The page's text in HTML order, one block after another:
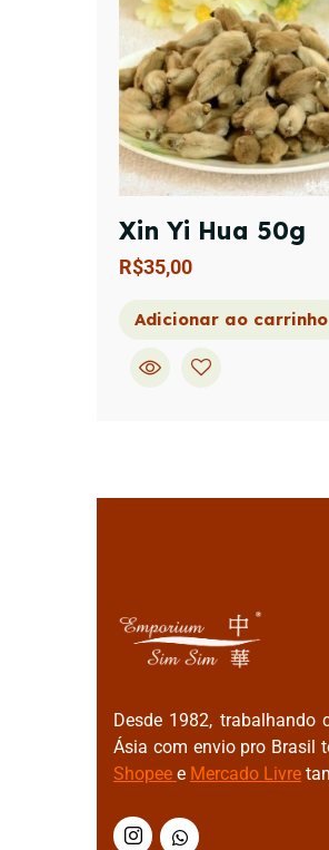
Xin Yi Hua 50g
R$35,00
Adicionar ao carrinho
Desde 1982, trabalhando
Ásia com envio pro Brasil
Shopee e Mercado Livre